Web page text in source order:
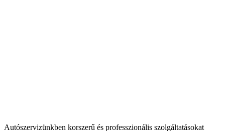
Autószervizünkben korszerű és professzionális szolgáltatásokat